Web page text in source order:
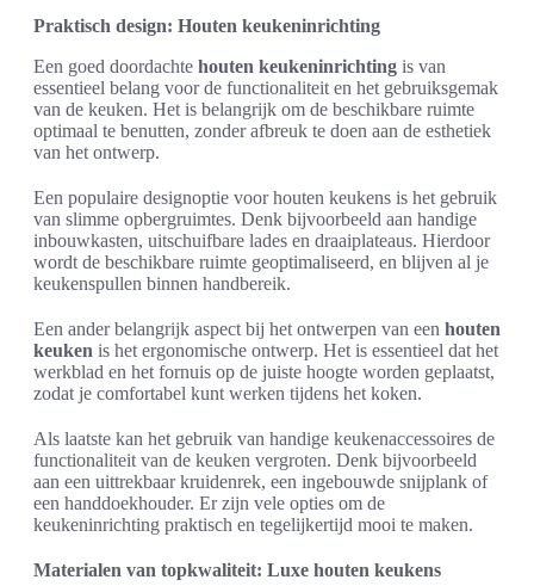
Praktisch design: Houten keukeninrichting
Een goed doordachte houten keukeninrichting is van
essentieel belang voor de functionaliteit en het gebruiksgemak
van de keuken. Het is belangrijk om de beschikbare ruimte
optimaal te benutten, zonder afbreuk te doen aan de esthetiek
van het ontwerp.
Een populaire designoptie voor houten keukens is het gebruik
van slimme opbergruimtes. Denk bijvoorbeeld aan handige
inbouwkasten, uitschuifbare lades en draaiplateaus. Hierdoor
wordt de beschikbare ruimte geoptimaliseerd, en blijven al je
keukenspullen binnen handbereik.
Een ander belangrijk aspect bij het ontwerpen van een houten
keuken is het ergonomische ontwerp. Het is essentieel dat het
werkblad en het fornuis op de juiste hoogte worden geplaatst,
zodat je comfortabel kunt werken tijdens het koken.
Als laatste kan het gebruik van handige keukenaccessoires de
functionaliteit van de keuken vergroten. Denk bijvoorbeeld
aan een uittrekbaar kruidenrek, een ingebouwde snijplank of
een handdoekhouder. Er zijn vele opties om de
keukeninrichting praktisch en tegelijkertijd mooi te maken.
Materialen van topkwaliteit: Luxe houten keukens